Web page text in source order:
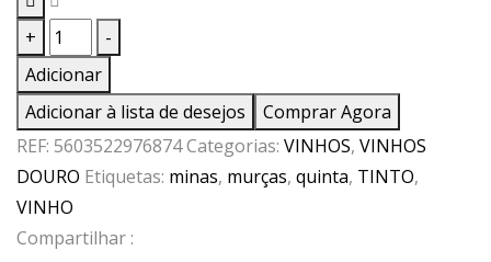
+
Quantidade
de
VINHO
T.QUINTA
DOS
MURÇAS
MINAS
0,75
-
Adicionar
Adicionar à lista de desejos
Comprar Agora
REF: 5603522976874Categorias: VINHOS, VINHOS
DOURO Etiquetas: minas, murças, quinta, TINTO,
VINHO
Compartilhar :